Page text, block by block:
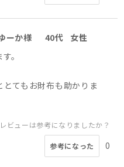
ーか様 40代
女性
。
てもお財布も助かりま
ビューは参考になりましたか？
参考になった 0